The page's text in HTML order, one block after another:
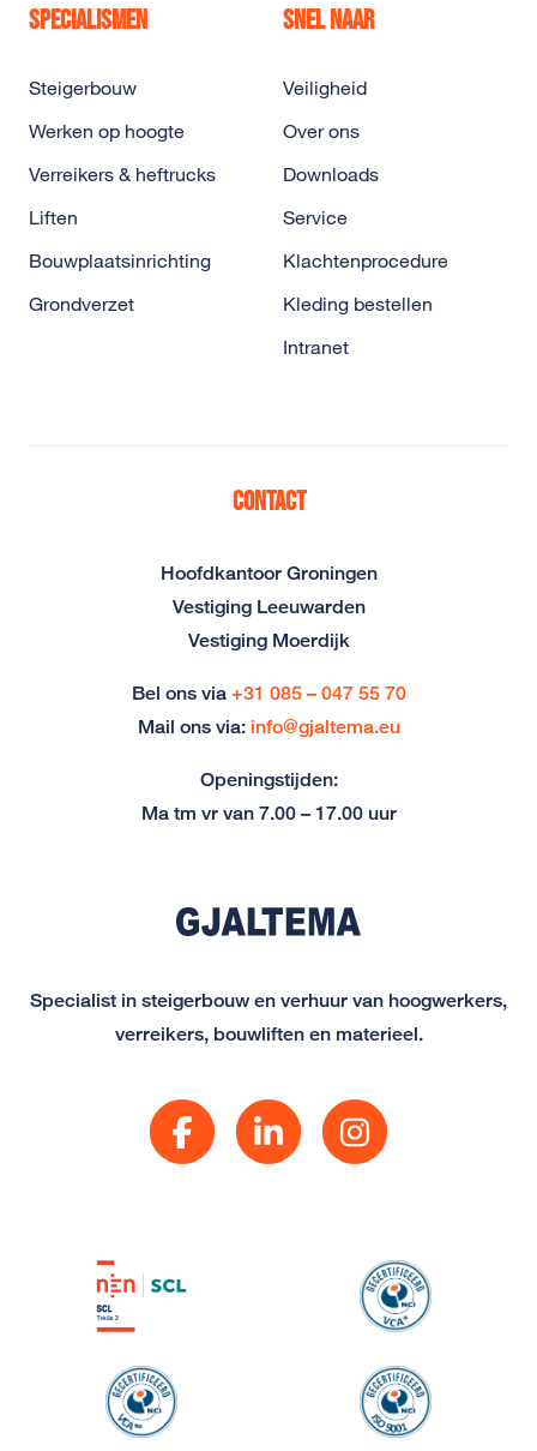
Specialist in steigerbouw en verhuur van hoogwerkers,
verreikers, bouwliften en materieel.
Specialismen
Steigerbouw
Werken op hoogte
Verreikers & heftrucks
Liften
Bouwplaatsinrichting
Grondverzet
Snel naar
Veiligheid
Over ons
Downloads
Service
Klachtenprocedure
Kleding bestellen
Intranet
Contact
Hoofdkantoor Groningen
Vestiging Leeuwarden
Vestiging Moerdijk
Bel ons via +31 085 – 047 55 70
Mail ons via: info@gjaltema.eu
Openingstijden:
Ma tm vr van 7.00 – 17.00 uur